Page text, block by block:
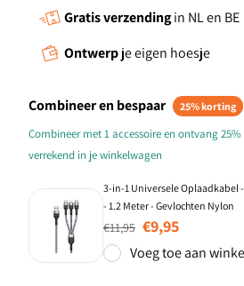
Back Cover
Gratis verzendingin NL en BE
Ontwerpje eigen hoesje
Combineer en bespaar 25% korting
Combineer met 1 accessoire en ontvang
verrekend in je winkelwagen
3-in-1 Universele Oplaadkabel
- 1.2 Meter - Gevlochten Nylon
Normale prijs
€11,95 €9,95
Voeg toe aan